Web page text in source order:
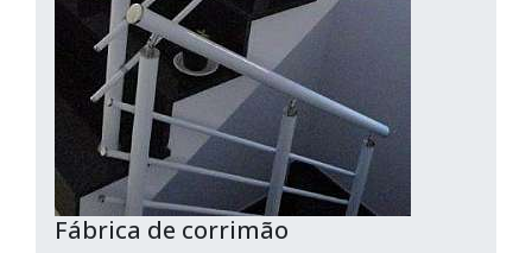
Fábrica de corrimão